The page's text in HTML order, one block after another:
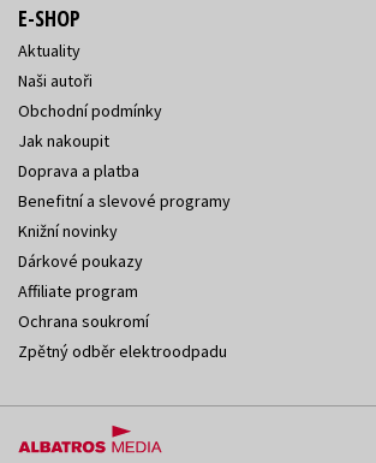
E-SHOP
Aktuality
Naši autoři
Obchodní podmínky
Jak nakoupit
Doprava a platba
Benefitní a slevové programy
Knižní novinky
Dárkové poukazy
Affiliate program
Ochrana soukromí
Zpětný odběr elektroodpadu